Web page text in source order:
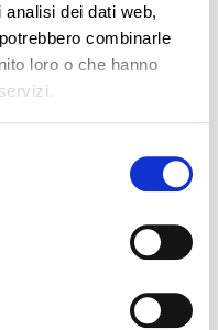
dei dati web,
combinarle
loro o che hanno
reali
più